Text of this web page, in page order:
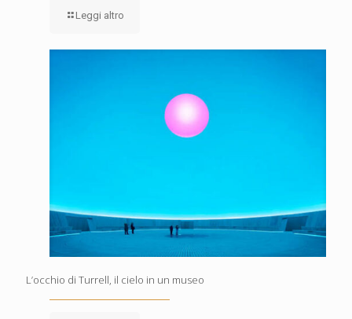
Leggi altro
L’occhio di Turrell, il cielo in un museo